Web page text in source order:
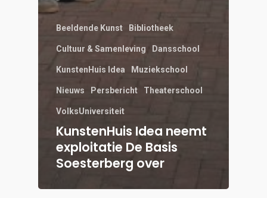
Beeldende Kunst Bibliotheek
Cultuur & Samenleving Dansschool
KunstenHuis Idea Muziekschool
Nieuws Persbericht Theaterschool
VolksUniversiteit
KunstenHuis Idea neemt
exploitatie De Basis
Soesterberg over